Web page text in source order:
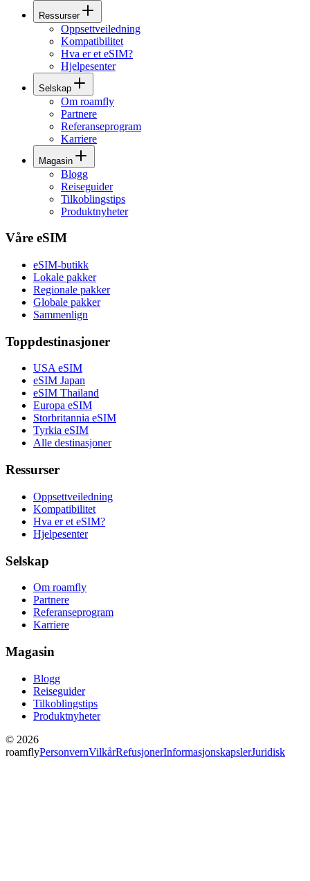
Ressurser
Oppsettveiledning
Kompatibilitet
Hva er et eSIM?
Hjelpesenter
Selskap
Om roamfly
Partnere
Referanseprogram
Karriere
Magasin
Blogg
Reiseguider
Tilkoblingstips
Produktnyheter
Våre eSIM
eSIM-butikk
Lokale pakker
Regionale pakker
Globale pakker
Sammenlign
Toppdestinasjoner
USA eSIM
eSIM Japan
eSIM Thailand
Europa eSIM
Storbritannia eSIM
Tyrkia eSIM
Alle destinasjoner
Ressurser
Oppsettveiledning
Kompatibilitet
Hva er et eSIM?
Hjelpesenter
Selskap
Om roamfly
Partnere
Referanseprogram
Karriere
Magasin
Blogg
Reiseguider
Tilkoblingstips
Produktnyheter
© 2026
roamflyPersonvernVilkårRefusjonerInformasjonskapslerJuridisk